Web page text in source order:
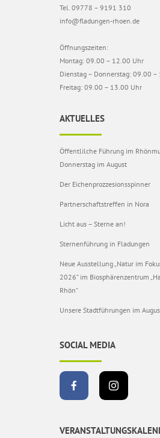
Tel. 09778 – 9191 310
info@fladungen-rhoen.de
Öffnungszeiten:
Montag: 09.00 – 12.00 Uhr
Dienstag – Donnerstag: 09.00 –
Freitag: 09.00 – 13.00 Uhr
AKTUELLES
Öffentlilche Führung im
Donnerstag im August
Der Eichenprozzesionsspinner
Partnerschaftstreffen in Nora
Licht aus – Sterne an!
Sternenführung in Fladungen
Neue Ausstellung „Natur im
2026“ im Biosphärenzentrum
Rhön“
Unsere Stadtführungen im
SOCIAL MEDIA